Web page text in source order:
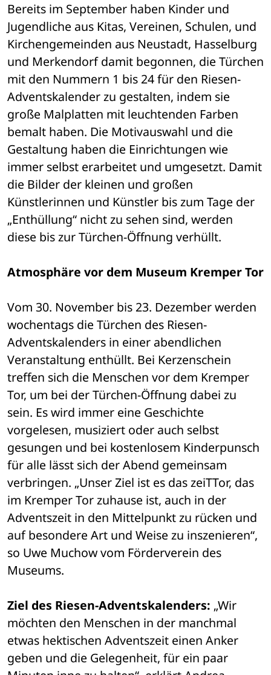
Bereits im September haben Kinder und
Jugendliche aus Kitas, Vereinen, Schulen, und
Kirchengemeinden aus Neustadt, Hasselburg
und Merkendorf damit begonnen, die Türchen
mit den Nummern 1 bis 24 für den Riesen-
Adventskalender zu gestalten, indem sie
große Malplatten mit leuchtenden Farben
bemalt haben. Die Motivauswahl und die
Gestaltung haben die Einrichtungen wie
immer selbst erarbeitet und umgesetzt. Damit
die Bilder der kleinen und großen
Künstlerinnen und Künstler bis zum Tage der
„Enthüllung“ nicht zu sehen sind, werden
diese bis zur Türchen-Öffnung verhüllt.
Atmosphäre vor dem Museum Kremper Tor
Vom 30. November bis 23. Dezember werden
wochentags die Türchen des Riesen-
Adventskalenders in einer abendlichen
Veranstaltung enthüllt. Bei Kerzenschein
treffen sich die Menschen vor dem Kremper
Tor, um bei der Türchen-Öffnung dabei zu
sein. Es wird immer eine Geschichte
vorgelesen, musiziert oder auch selbst
gesungen und bei kostenlosem Kinderpunsch
für alle lässt sich der Abend gemeinsam
verbringen. „Unser Ziel ist es das zeiTTor, das
im Kremper Tor zuhause ist, auch in der
Adventszeit in den Mittelpunkt zu rücken und
auf besondere Art und Weise zu inszenieren“,
so Uwe Muchow vom Förderverein des
Museums.
Ziel des Riesen-Adventskalenders: „Wir
möchten den Menschen in der manchmal
etwas hektischen Adventszeit einen Anker
geben und die Gelegenheit, für ein paar